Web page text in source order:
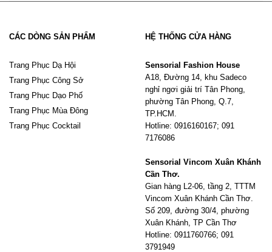
CÁC DÒNG SẢN PHẨM
Trang Phục Dạ Hội
Trang Phục Công Sở
Trang Phục Dạo Phố
Trang Phục Mùa Đông
Trang Phục Cocktail
HỆ THỐNG CỬA HÀNG
Sensorial Fashion House
A18, Đường 14, khu Sadeco
nghỉ ngơi giải trí Tân Phong,
phường Tân Phong, Q.7,
TP.HCM.
Hotline: 0916160167; 091
7176086
Sensorial Vincom Xuân Khánh
Cần Thơ.
Gian hàng L2-06, tầng 2, TTTM
Vincom Xuân Khánh Cần Thơ.
Số 209, đường 30/4, phường
Xuân Khánh, TP Cần Thơ
Hotline: 0911760766; 091
3791949